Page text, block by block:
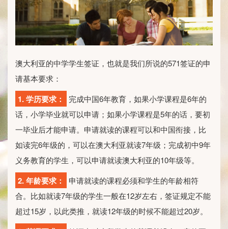
澳大利亚的中学学生签证，也就是我们所说的571签证的申
请基本要求：
1. 学历要求：
完成中国6年教育，如果小学课程是6年的
话，小学毕业就可以申请；如果小学课程是5年的话，要初
一毕业后才能申请。申请就读的课程可以和中国衔接，比
如读完6年级的，可以在澳大利亚就读7年级；完成初中9年
义务教育的学生，可以申请就读澳大利亚的10年级等。
2. 年龄要求：
申请就读的课程必须和学生的年龄相符
合。比如就读7年级的学生一般在12岁左右，签证规定不能
超过15岁，以此类推，就读12年级的时候不能超过20岁。